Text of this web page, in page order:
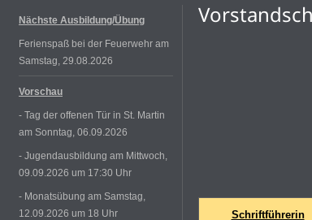
Nächste Ausbildung/Übung
Ferienspaß bei der Feuerwehr am
Samstag, 29.08.2026
Vorschau
- Tag der offenen Tür in St. Martin
am Sonntag, 06.09.2026
- Jugendausbildung am Mittwoch,
09.09.2026 um 17:30 Uhr
- Monatsübung am Samstag,
12.09.2026 um 18 Uhr
Schriftführerin